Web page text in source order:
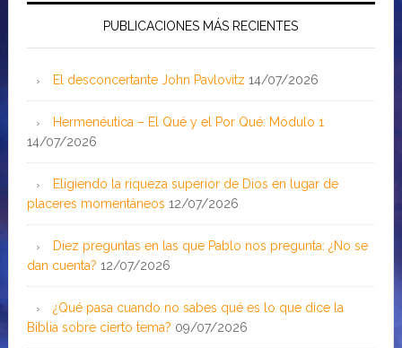
PUBLICACIONES MÁS RECIENTES
El desconcertante John Pavlovitz 14/07/2026
Hermenéutica – El Qué y el Por Qué: Módulo 1
14/07/2026
Eligiendo la riqueza superior de Dios en lugar de
placeres momentáneos 12/07/2026
Diez preguntas en las que Pablo nos pregunta: ¿No se
dan cuenta? 12/07/2026
¿Qué pasa cuando no sabes qué es lo que dice la
Biblia sobre cierto tema? 09/07/2026